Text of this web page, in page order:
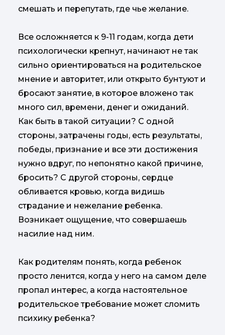
смешать и перепутать, где чье желание.
Все осложняется к 9-11 годам, когда дети
психологически крепнут, начинают не так
сильно ориентироваться на родительское
мнение и авторитет, или открыто бунтуют и
бросают занятие, в которое вложено так
много сил, времени, денег и ожиданий.
Как быть в такой ситуации? С одной
стороны, затрачены годы, есть результаты,
победы, признание и все эти достижения
нужно вдруг, по непонятно какой причине,
бросить? С другой стороны, сердце
обливается кровью, когда видишь
страдание и нежелание ребенка.
Возникает ощущение, что совершаешь
насилие над ним.
Как родителям понять, когда ребенок
просто ленится, когда у него на самом деле
пропал интерес, а когда настоятельное
родительское требование может сломить
психику ребенка?